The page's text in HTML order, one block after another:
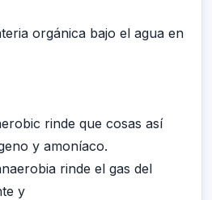
orgánica bajo el agua en
rinde que cosas así
y amoníaco.
rinde el gas del
y